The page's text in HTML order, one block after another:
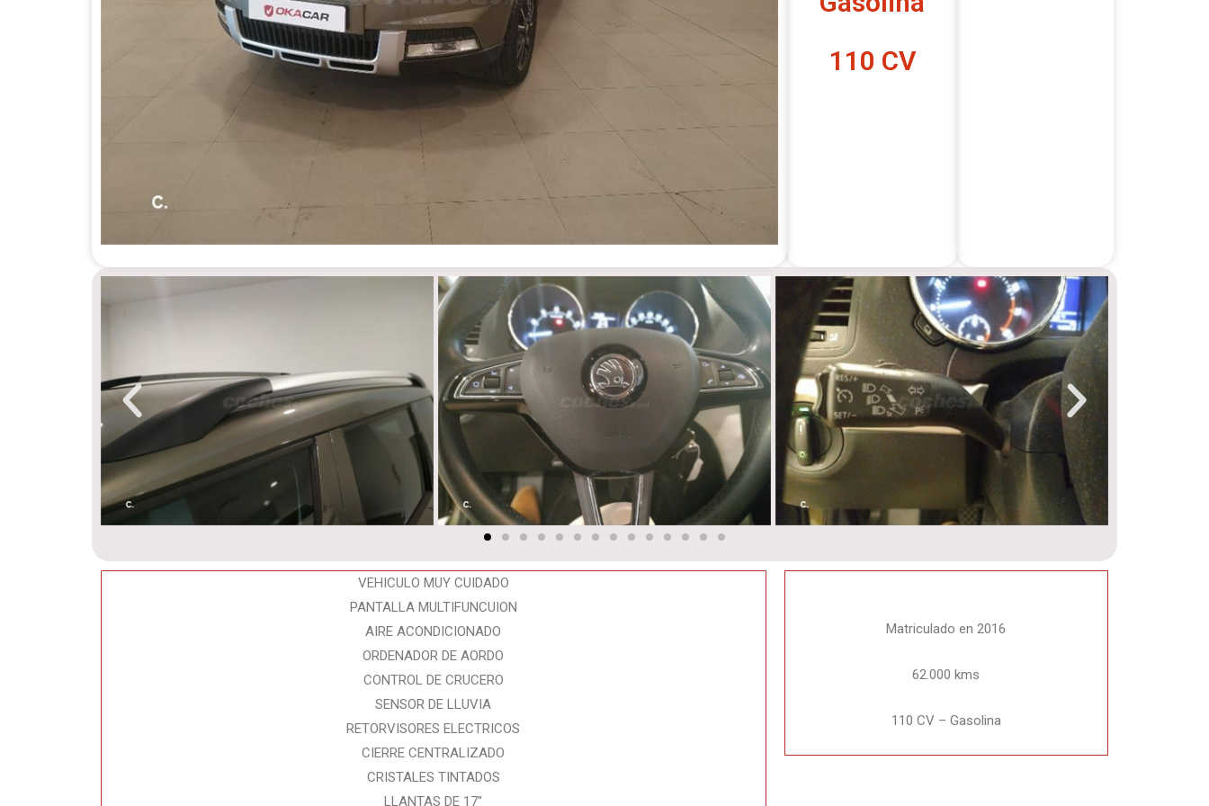
110 CV
VEHICULO MUY CUIDADO
PANTALLA MULTIFUNCUION
AIRE ACONDICIONADO
ORDENADOR DE AORDO
CONTROL DE CRUCERO
SENSOR DE LLUVIA
RETORVISORES ELECTRICOS
CIERRE CENTRALIZADO
CRISTALES TINTADOS
LLANTAS DE 17″
Matriculado en 2016
62.000 kms
110 CV – Gasolina